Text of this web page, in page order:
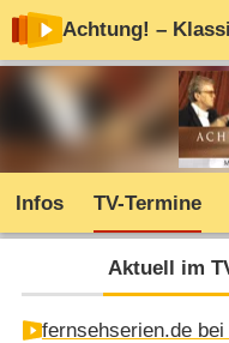
Achtung! –
Infos TV-Termine
Aktuell im
fernsehserien.de